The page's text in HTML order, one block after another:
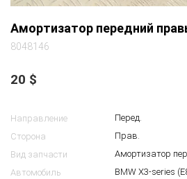
Амортизатор передний
8048146
20 $
Направление
Перед.
Сторона
Прав.
Вид запчасти
Амортизатор
Автомобиль
BMW X3-series